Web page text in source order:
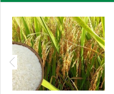
HẠT ĐIỀU PHÔ MAI
Hạt Điều Phô Mai
Liên hệ